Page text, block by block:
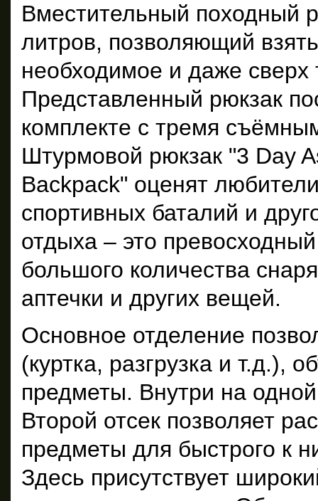
Вместительный походный
литров, позволяющий
необходимое и даже сверх
Представленный рюкзак
комплекте с тремя
Штурмовой рюкзак "3 Day
Backpack" оценят
спортивных баталий и
отдыха – это
большого количества
аптечки и других вещей.
Основное отделение
(куртка, разгрузка и т.д.),
предметы. Внутри на
Второй отсек позволяет
предметы для быстрого к
Здесь присутствует